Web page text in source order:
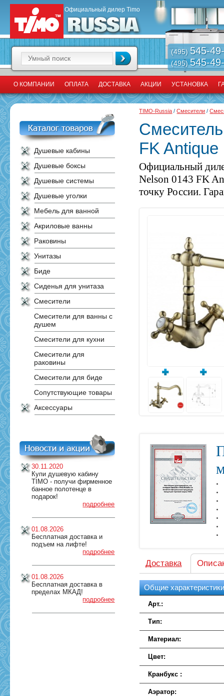
Официальный дилер Timo
(495) 545-
(495)545-
О КОМПАНИИ ОПЛАТА ДОСТАВКА АКЦИИ УСТАНОВКА
Душевые кабины
Душевые боксы
Душевые системы
Душевые уголки
Мебель для ванной
Акриловые ванны
Раковины
Унитазы
Биде
Сиденья для унитаза
Смесители
Смесители для ванны с
душем
Смесители для кухни
Смесители для
раковины
Смесители для биде
Сопутствующие товары
Аксессуары
30.11.2020
Купи душевую кабину
TIMO - получи фирменное
банное полотенце в
подарок!
подробнее
01.08.2026
Бесплатная доставка и
подъем на лифте!
подробнее
01.08.2026
Бесплатная доставка в
пределах МКАД!
подробнее
TIMO-Russia /Смесители /
FK Antique
Официальный
Nelson 0143 FK
точку России.
Доставка
Общие
Арт.:
Тип:
Материал:
Цвет:
Кранбукс :
Аэратор: